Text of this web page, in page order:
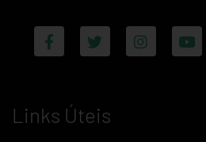
Links Úteis